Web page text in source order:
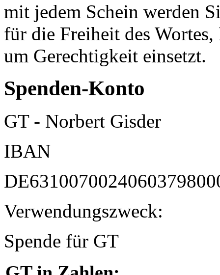
mit jedem Schein werden
für die Freiheit des
um Gerechtigkeit einsetzt.
Spenden-Konto
GT - Norbert Gisder
IBAN
Verwendungszweck:
Spende für GT